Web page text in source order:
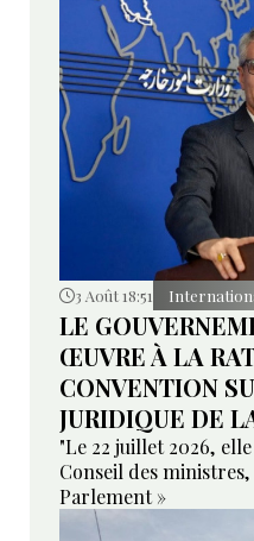
3 Août 18:51
LE
ŒUVRE À LA
CONVENTION
JURIDIQUE DE
"Le 22 juillet 2026,
Conseil des
Parlement »